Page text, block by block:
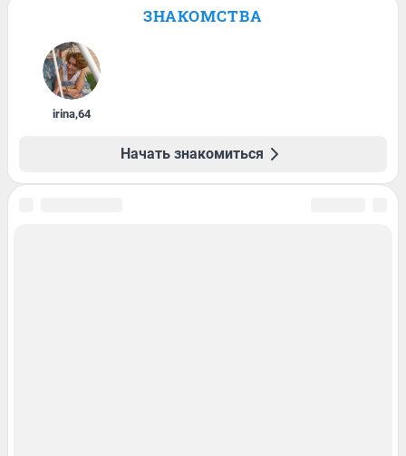
ЗНАКОМСТВА
irina,64
Начать знакомиться